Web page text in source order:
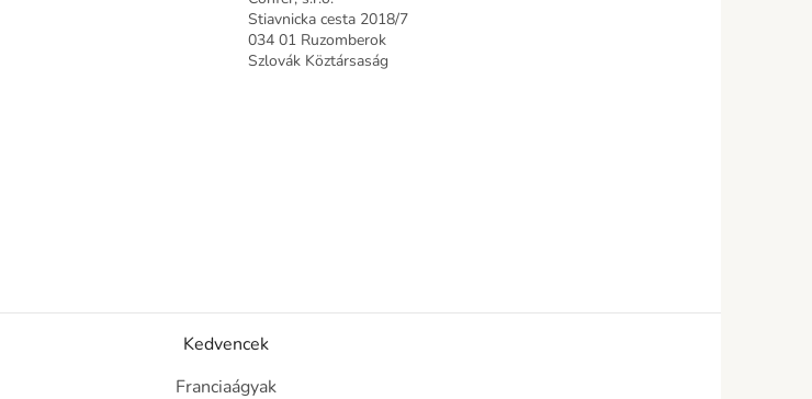
Stiavnicka cesta 2018/7
034 01 Ruzomberok
Szlovák Köztársaság
Kedvencek
Franciaágyak